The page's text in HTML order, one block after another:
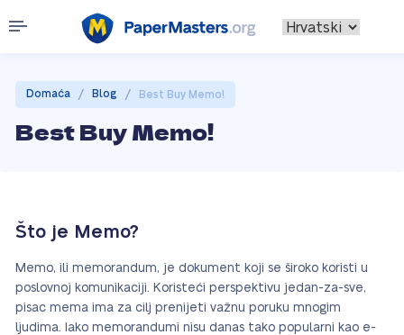
Domaća / Blog / Best Buy Memo!
Best Buy Memo!
Što je Memo?
Memo, ili memorandum, je dokument koji se široko koristi u
poslovnoj komunikaciji. Koristeći perspektivu jedan-za-sve,
pisac mema ima za cilj prenijeti važnu poruku mnogim
ljudima. Iako memorandumi nisu danas tako popularni kao e-